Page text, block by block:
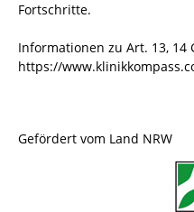
Fortschritte.
Informationen zu Art. 13, 14
https://
Gefördert vom Land NRW